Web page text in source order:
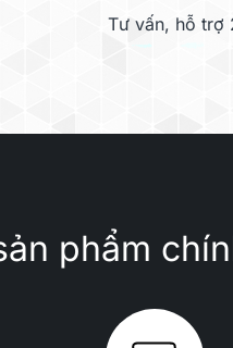
Tư vấn, hỗ trợ
phẩm